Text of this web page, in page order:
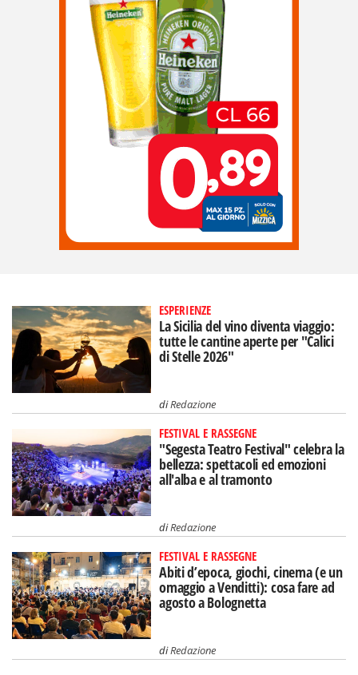
ESPERIENZE
La Sicilia del vino diventa viaggio:
tutte le cantine aperte per "Calici
di Stelle 2026"
diRedazione
FESTIVAL E RASSEGNE
"Segesta Teatro Festival" celebra la
bellezza: spettacoli ed emozioni
all'alba e al tramonto
diRedazione
FESTIVAL E RASSEGNE
Abiti d’epoca, giochi, cinema (e un
omaggio a Venditti): cosa fare ad
agosto a Bolognetta
diRedazione